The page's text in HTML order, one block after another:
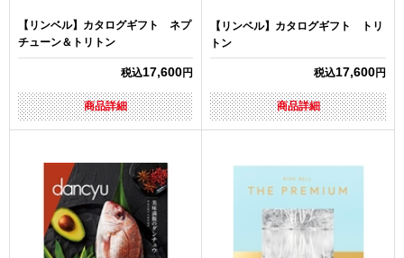
【リンベル】カタログギフト ネプ
チューン＆トリトン
税込17,600円
商品詳細
【リンベル】カタログギフト トリ
トン
税込17,600円
商品詳細